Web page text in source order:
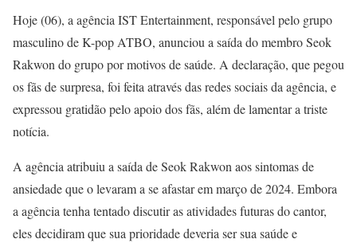
Hoje (06), a agência IST Entertainment, responsável pelo grupo
masculino de K-pop ATBO, anunciou a saída do membro Seok
Rakwon do grupo por motivos de saúde. A declaração, que pegou
os fãs de surpresa, foi feita através das redes sociais da agência, e
expressou gratidão pelo apoio dos fãs, além de lamentar a triste
notícia.
A agência atribuiu a saída de Seok Rakwon aos sintomas de
ansiedade que o levaram a se afastar em março de 2024. Embora
a agência tenha tentado discutir as atividades futuras do cantor,
eles decidiram que sua prioridade deveria ser sua saúde e